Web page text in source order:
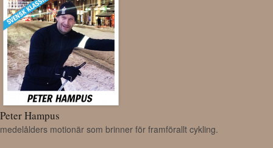
Peter Hampus
medelålders motionär som brinner för framförallt cykling.